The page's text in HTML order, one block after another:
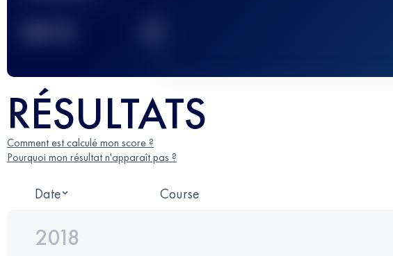
RÉSULTATS
Comment est calculé mon score ?
Pourquoi mon résultat n'apparaît pas ?
Date Course
2018